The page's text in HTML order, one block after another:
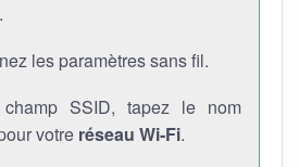
les paramètres sans fil.
SSID, tapez le nom
votre réseau Wi-Fi.